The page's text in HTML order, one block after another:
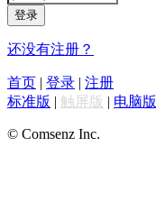
登录
还没有注册？
首页 | 登录 | 注册
标准版 | 触屏版 | 电脑版
© Comsenz Inc.